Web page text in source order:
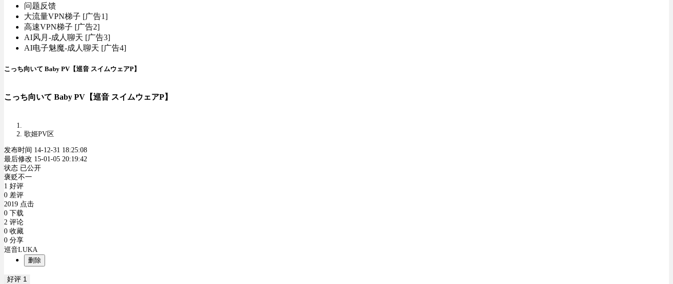
问题反馈
大流量VPN梯子 [广告1]
高速VPN梯子 [广告2]
AI风月-成人聊天 [广告3]
AI电子魅魔-成人聊天 [广告4]
こっち向いて Baby PV【巡音 スイムウェアP】
こっち向いて Baby PV【巡音 スイムウェアP】
歌姬PV区
发布时间 14-12-31 18:25:08
最后修改 15-01-05 20:19:42
状态 已公开
褒贬不一
1 好评
0 差评
2019 点击
0 下载
2 评论
0 收藏
0 分享
巡音LUKA
删除
好评 1